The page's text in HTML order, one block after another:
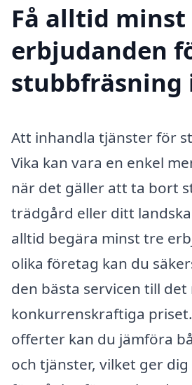
Få alltid minst
erbjudanden
stubbfräsning
Att inhandla tjänster för
Vika kan vara en enkel
när det gäller att ta bort
trädgård eller ditt
alltid begära minst tre
olika företag kan du
den bästa servicen till det
konkurrenskraftiga
offerter kan du jämföra
och tjänster, vilket ger